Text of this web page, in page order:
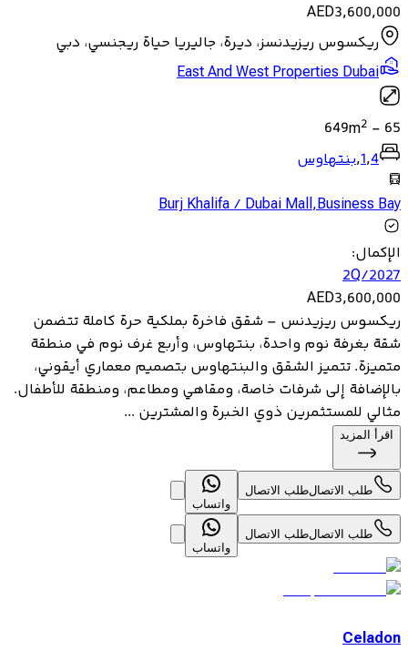
AED3,600,000
ريكسوس ريزيدنسز، ديرة، جاليريا حياة ريجنسي، دبي
East And West Properties Dubai
65
-
649m2
1,4
,بنتهاوس
Burj Khalifa / Dubai Mall,Business Bay
الإكمال:
2Q/2027
AED3,600,000
ريكسوس ريزيدنس – شقق فاخرة بملكية حرة كاملة تتضمن
شقة بغرفة نوم واحدة، بنتهاوس، وأربع غرف نوم في منطقة
متميزة. تتميز الشقق والبنتهاوس بتصميم معماري أيقوني،
بالإضافة إلى شرفات خاصة، ومقاهي ومطاعم، ومنطقة للأطفال.
مثالي للمستثمرين ذوي الخبرة والمشترين ...
اقرأ المزيد
طلب الاتصالطلب الاتصال
واتساب
طلب الاتصالطلب الاتصال
واتساب
Celadon